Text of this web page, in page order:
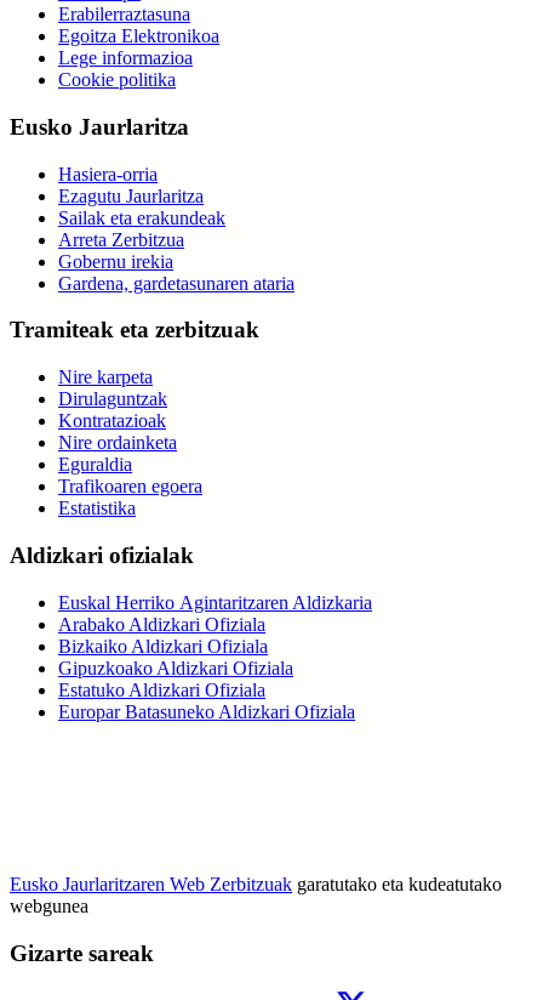
Erabilerraztasuna
Egoitza Elektronikoa
Lege informazioa
Cookie politika
Eusko Jaurlaritza
Hasiera-orria
Ezagutu Jaurlaritza
Sailak eta erakundeak
Arreta Zerbitzua
Gobernu irekia
Gardena, gardetasunaren ataria
Tramiteak eta zerbitzuak
Nire karpeta
Dirulaguntzak
Kontratazioak
Nire ordainketa
Eguraldia
Trafikoaren egoera
Estatistika
Aldizkari ofizialak
Euskal Herriko Agintaritzaren Aldizkaria
Arabako Aldizkari Ofiziala
Bizkaiko Aldizkari Ofiziala
Gipuzkoako Aldizkari Ofiziala
Estatuko Aldizkari Ofiziala
Europar Batasuneko Aldizkari Ofiziala
Eusko Jaurlaritzaren Web Zerbitzuak garatutako eta kudeatutako
webgunea
Gizarte sareak